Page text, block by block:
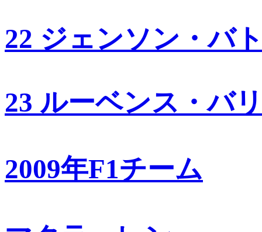
22 ジェンソン・バ
23 ルーベンス・バ
2009年F1チーム